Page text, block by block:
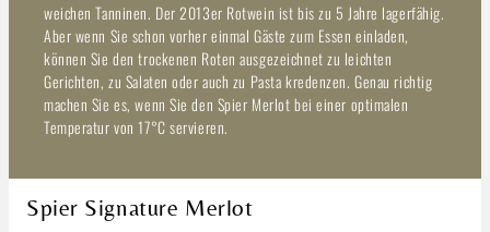
weichen Tanninen. Der 2013er Rotwein ist bis zu 5 Jahre lagerfähig.
Aber wenn Sie schon vorher einmal Gäste zum Essen einladen,
können Sie den trockenen Roten ausgezeichnet zu leichten
Gerichten, zu Salaten oder auch zu Pasta kredenzen. Genau richtig
machen Sie es, wenn Sie den Spier Merlot bei einer optimalen
Temperatur von 17°C servieren.
Spier Signature Merlot